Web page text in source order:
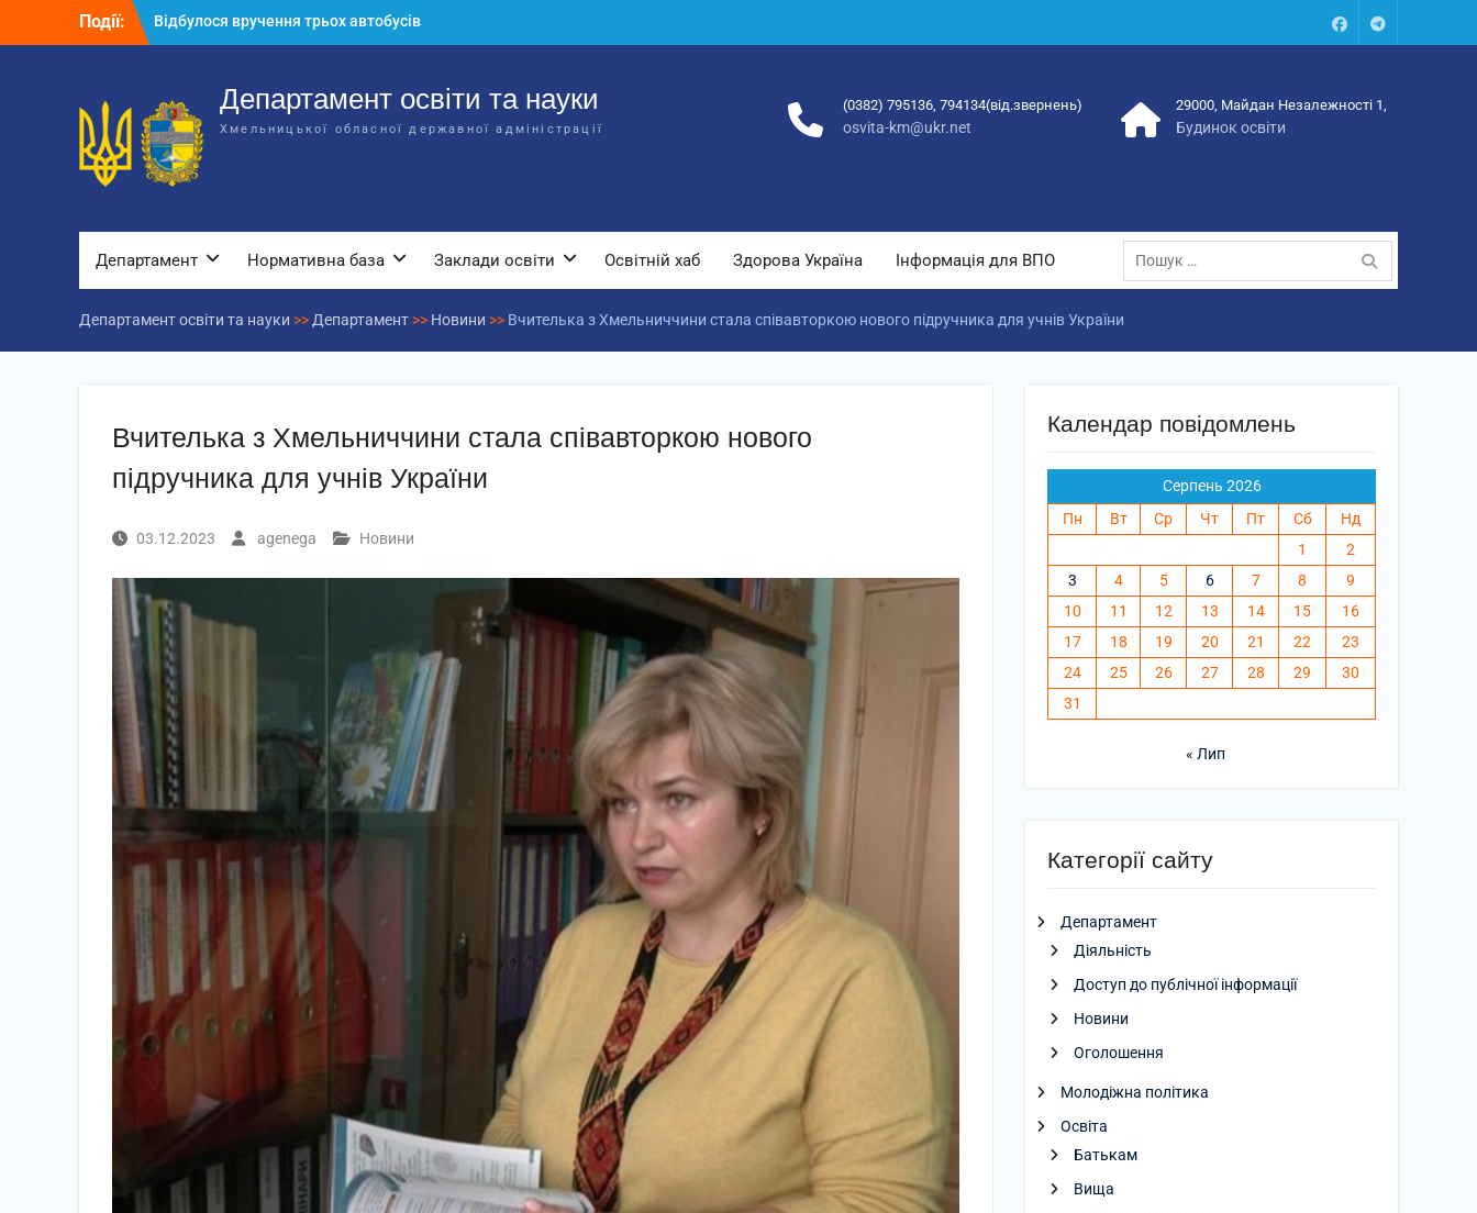
Події:
Відбулося вручення трьох автобусів
для потреб закладів освіти
Департаменту освіти та науки обласної
державної адміністрації
Відбулась обласна нарада для
відповідальних за національно-
патріотичне виховання
FacebookTalegram
Департамент освіти та науки
Хмельницької обласної державної адміністрації
(0382) 795136, 794134(від.звернень)
osvita-km@ukr.net
29000, Майдан Незалежності 1,
Будинок освіти
Департамент Нормативна база Заклади освіти Освітній хаб Здорова Україна Інформація для ВПО
Пошук:
Департамент освіти та науки >> Департамент >> Новини >> Вчителька з Хмельниччини стала співавторкою нового підручника для учнів України
Вчителька з Хмельниччини стала співавторкою нового
підручника для учнів України
03.12.2023 agenega Новини
Календар повідомлень
Серпень 2026
Пн
Вт Ср Чт Пт Сб
Нд
1
2
3
4 5 6 7 8
9
10
11 12 13 14 15
16
17
18 19 20 21 22
23
24
25 26 27 28 29
30
31
« Лип
Категорії сайту
Департамент
Діяльність
Доступ до публічної інформації
Новини
Оголошення
Молодіжна політика
Освіта
Батькам
Вища